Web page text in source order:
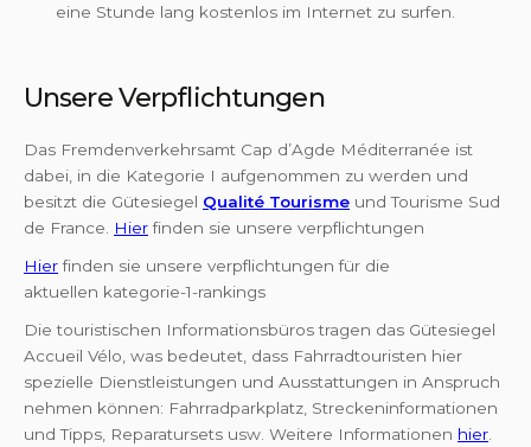
eine Stunde lang kostenlos im Internet zu surfen.
Unsere Verpflichtungen
Das Fremdenverkehrsamt Cap d’Agde Méditerranée ist
dabei, in die Kategorie I aufgenommen zu werden und
besitzt die Gütesiegel Qualité Tourisme und Tourisme Sud
de France.
Hierfinden sie unsere verpflichtungen
Hierfinden sie unsere verpflichtungen für die
aktuellen kategorie-1-rankings
Die touristischen Informationsbüros tragen das Gütesiegel
Accueil Vélo, was bedeutet, dass Fahrradtouristen hier
spezielle Dienstleistungen und Ausstattungen in Anspruch
nehmen können: Fahrradparkplatz, Streckeninformationen
und Tipps, Reparatursets usw. Weitere Informationen hier